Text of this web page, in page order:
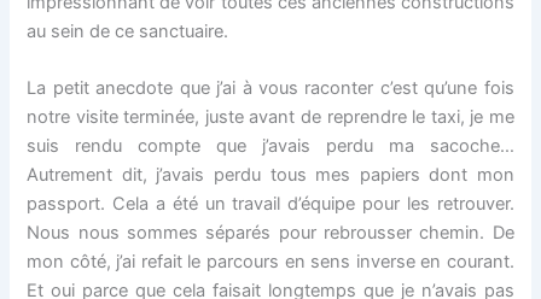
au sein de ce sanctuaire.
La petit anecdote que j’ai à vous raconter c’est qu’une fois
notre visite terminée, juste avant de reprendre le taxi, je me
suis rendu compte que j’avais perdu ma sacoche…
Autrement dit, j’avais perdu tous mes papiers dont mon
passport. Cela a été un travail d’équipe pour les retrouver.
Nous nous sommes séparés pour rebrousser chemin. De
mon côté, j’ai refait le parcours en sens inverse en courant.
Et oui parce que cela faisait longtemps que je n’avais pas